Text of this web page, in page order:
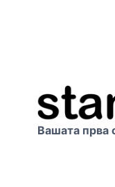
Вашата прва